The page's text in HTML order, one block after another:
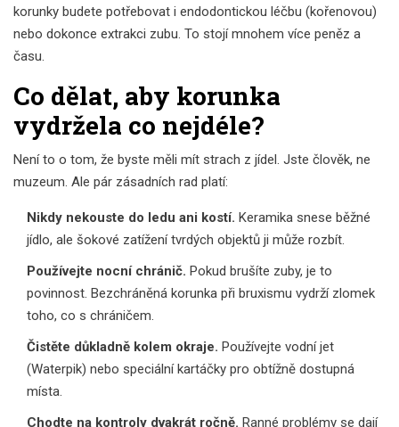
korunky budete potřebovat i endodontickou léčbu (kořenovou)
nebo dokonce extrakci zubu. To stojí mnohem více peněz a
času.
Co dělat, aby korunka
vydržela co nejdéle?
Není to o tom, že byste měli mít strach z jídel. Jste člověk, ne
muzeum. Ale pár zásadních rad platí:
Nikdy nekouste do ledu ani kostí. Keramika snese běžné
jídlo, ale šokové zatížení tvrdých objektů ji může rozbít.
Používejte nocní chránič. Pokud brušíte zuby, je to
povinnost. Bezchráněná korunka při bruxismu vydrží zlomek
toho, co s chráničem.
Čistěte důkladně kolem okraje. Používejte vodní jet
(Waterpik) nebo speciální kartáčky pro obtížně dostupná
místa.
Chodte na kontroly dvakrát ročně. Ranné problémy se dají